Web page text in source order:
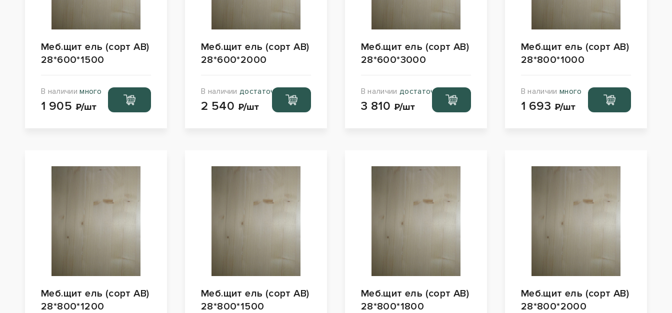
Меб.щит ель (сорт АВ)
28*600*1500
В наличиимного
1 905 ₽/шт
Перейти
в корзину
Меб.щит ель (сорт АВ)
28*600*2000
В наличиидостаточно
2 540 ₽/шт
Перейти
в корзину
Меб.щит ель (сорт АВ)
28*600*3000
В наличиидостаточно
3 810 ₽/шт
Перейти
в корзину
Меб.щит ель (сорт АВ)
28*800*1000
В наличии много
1 693 ₽/шт
Перейти
в корзину
Меб.щит ель (сорт АВ)
28*800*1200
Меб.щит ель (сорт АВ)
28*800*1500
Меб.щит ель (сорт АВ)
28*800*1800
Меб.щит ель (сорт АВ)
28*800*2000